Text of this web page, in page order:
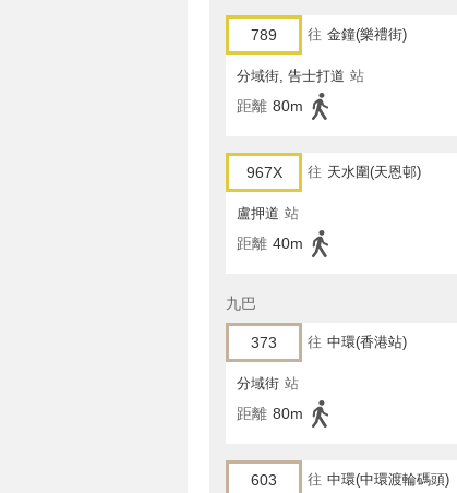
789 往 金鐘(樂禮街)
分域街, 告士打道 站
距離 80m
967X 往 天水圍(天恩邨)
盧押道 站
距離 40m
九巴
373 往 中環(香港站)
分域街 站
距離 80m
603 往 中環(中環渡輪碼頭)